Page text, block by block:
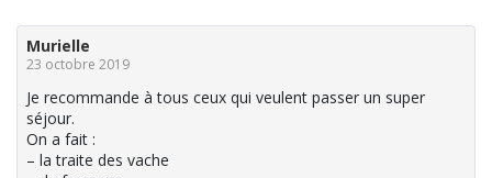
Murielle
23 octobre 2019
Je recommande à tous ceux qui veulent passer un super
séjour.
On a fait :
– la traite des vache